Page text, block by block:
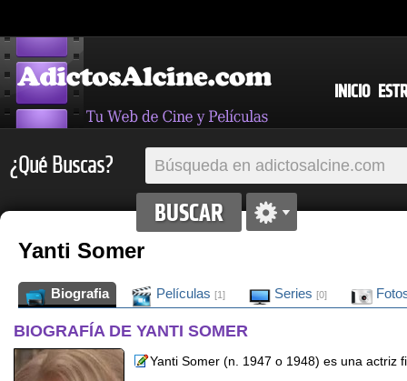
INICIO
¿Qué Buscas?
Yanti Somer
Biografia Películas [1] Series [0]
BIOGRAFÍA DE YANTI SOMER
Yanti Somer (n. 1947 o 1948) es una actriz